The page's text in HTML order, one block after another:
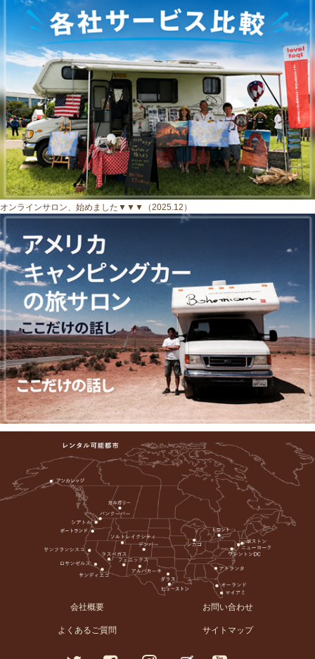
オンラインサロン、始めました▼▼▼（2025.12）
会社概要 お問い合わせ
よくあるご質問 サイトマップ